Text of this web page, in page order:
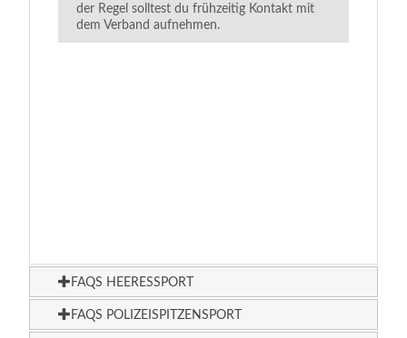
der Regel solltest du frühzeitig Kontakt mit
dem Verband aufnehmen.
FAQS HEERESSPORT
FAQS POLIZEISPITZENSPORT